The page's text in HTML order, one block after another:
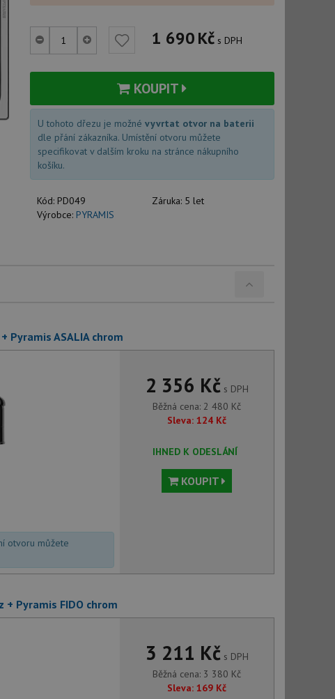
1 690Kč s DPH
KOUPIT
U tohoto dřezu je možné vyvrtat otvor na baterii
dle přání zákazníka. Umístění otvoru můžete
specifikovat v dalším kroku na stránce nákupního
košíku.
Kód: PD049 Záruka: 5 let
Výrobce: PYRAMIS
Pyramis ASALIA chrom
2 356 Kčs DPH
Běžná cena: 2 480 Kč
Sleva: 124 Kč
IHNED K ODESLÁNÍ
KOUPIT
otvoru můžete
+ Pyramis FIDO chrom
3 211 Kčs DPH
Běžná cena: 3 380 Kč
Sleva: 169 Kč